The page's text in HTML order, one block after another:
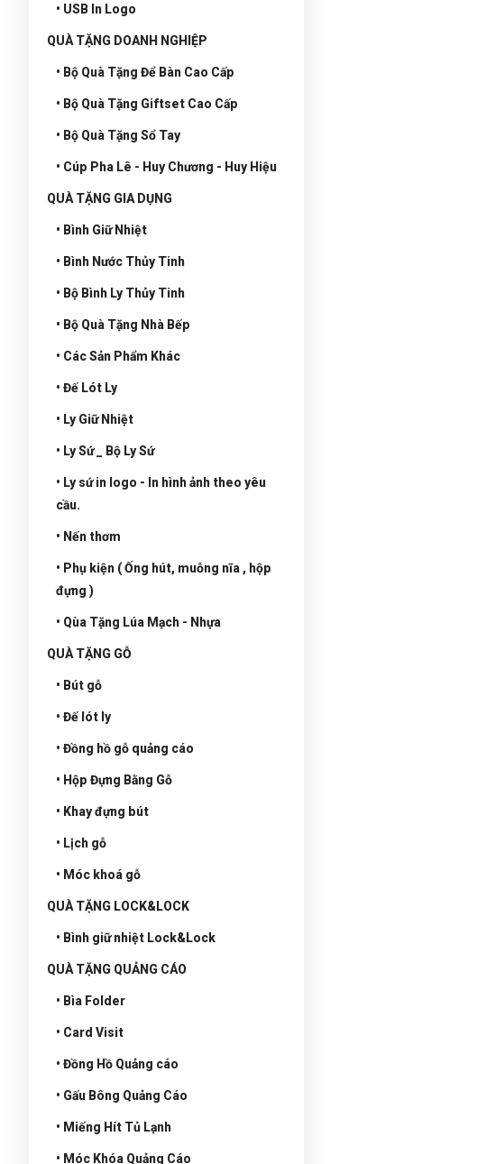
• USB In Logo
QUÀ TẶNG DOANH NGHIỆP
• Bộ Quà Tặng Để Bàn Cao Cấp
• Bộ Quà Tặng Giftset Cao Cấp
• Bộ Quà Tặng Sổ Tay
• Cúp Pha Lê - Huy Chương - Huy Hiệu
QUÀ TẶNG GIA DỤNG
• Bình Giữ Nhiệt
• Bình Nước Thủy Tinh
• Bộ Bình Ly Thủy Tinh
• Bộ Quà Tặng Nhà Bếp
• Các Sản Phẩm Khác
• Đế Lót Ly
• Ly Giữ Nhiệt
• Ly Sứ _ Bộ Ly Sứ
• Ly sứ in logo - In hình ảnh theo yêu
cầu.
• Nến thơm
• Phụ kiện ( Ống hút, muỗng nĩa , hộp
đựng )
• Qùa Tặng Lúa Mạch - Nhựa
QUÀ TẶNG GỖ
• Bút gỗ
• Đế lót ly
• Đồng hồ gỗ quảng cáo
• Hộp Đựng Bằng Gỗ
• Khay đựng bút
• Lịch gỗ
• Móc khoá gỗ
QUÀ TẶNG LOCK&LOCK
• Bình giữ nhiệt Lock&Lock
QUÀ TẶNG QUẢNG CÁO
• Bìa Folder
• Card Visit
• Đồng Hồ Quảng cáo
• Gấu Bông Quảng Cáo
• Miếng Hít Tủ Lạnh
• Móc Khóa Quảng Cáo